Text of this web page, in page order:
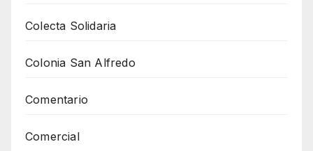
Colecta Solidaria
Colonia San Alfredo
Comentario
Comercial